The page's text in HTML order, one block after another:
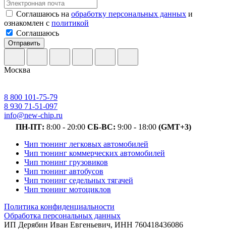
Соглашаюсь на обработку персональных данных и
ознакомлен с политикой
Соглашаюсь
Отправить
Москва
8 800 101-75-79
8 930 71-51-097
info@new-chip.ru
ПН-ПТ: 8:00 - 20:00 СБ-ВС: 9:00 - 18:00 (GMT+3)
Чип тюнинг легковых автомобилей
Чип тюнинг коммерческих автомобилей
Чип тюнинг грузовиков
Чип тюнинг автобусов
Чип тюнинг седельных тягачей
Чип тюнинг мотоциклов
Политика конфиденциальности
Обработка персональных данных
ИП Дерябин Иван Евгеньевич, ИНН 760418436086